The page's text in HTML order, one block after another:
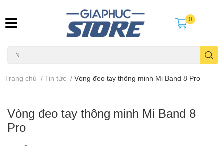
0
Trang chủ / Tin tức / Vòng đeo tay thông minh Mi Band 8 Pro
Vòng đeo tay thông minh Mi Band 8
Pro